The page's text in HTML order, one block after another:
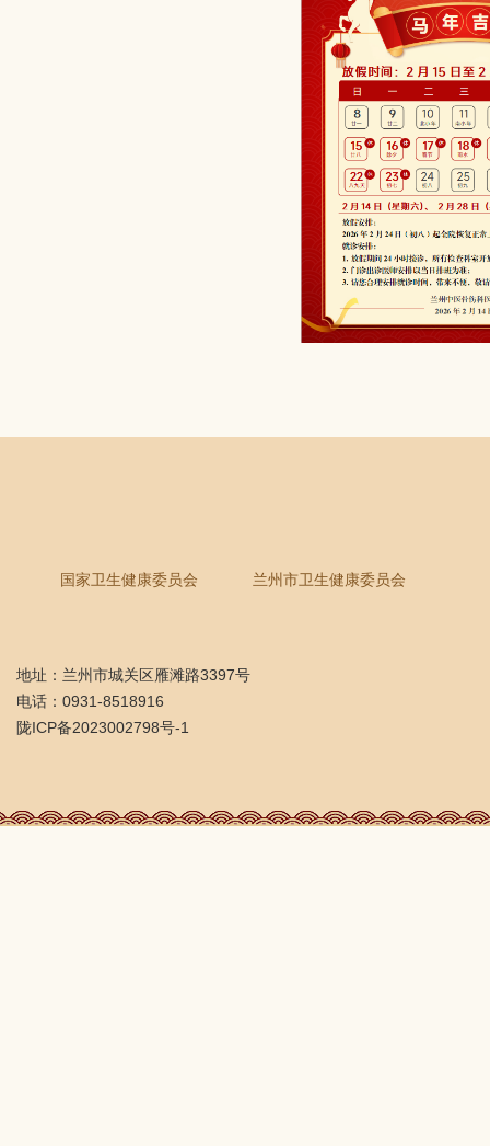
国家卫生健康委员会 兰州市卫生健康委员会
地址：兰州市城关区雁滩路3397号
电话：0931-8518916
陇ICP备2023002798号-1